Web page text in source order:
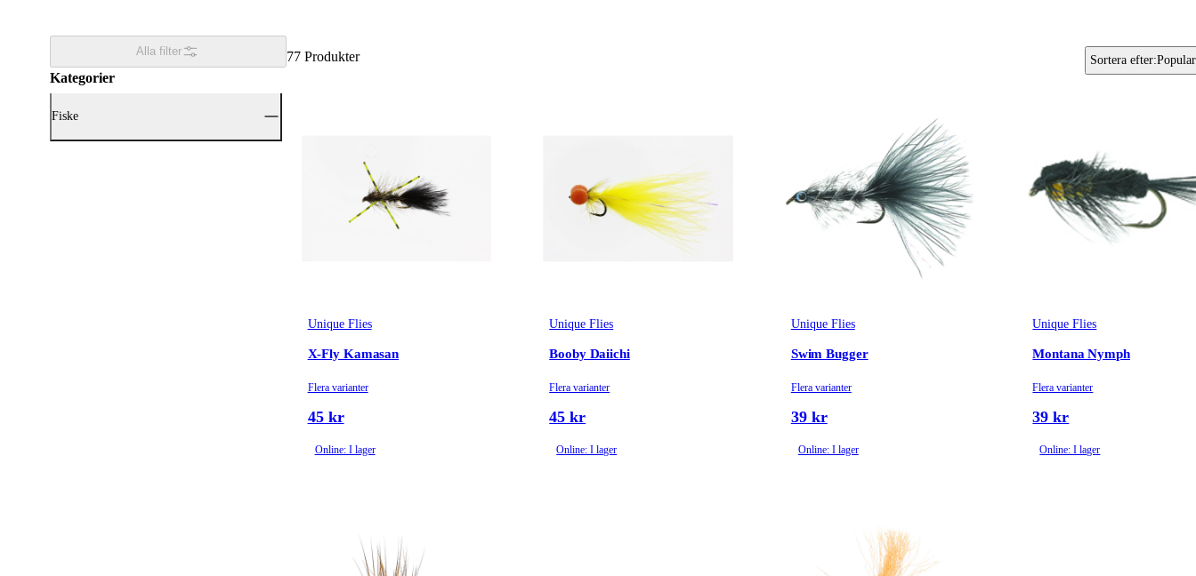
Alla filter
Kategorier
Fiske
77 Produkter Sortera efter:
Unique Flies
X-Fly Kamasan
Flera varianter
45 kr
Online: I lager
Unique Flies
Booby Daiichi
Flera varianter
45 kr
Online: I lager
Unique Flies
Swim Bugger
Flera varianter
39 kr
Online: I lager
Unique Flies
Montana Nymph
Flera varianter
39 kr
Online: I lager